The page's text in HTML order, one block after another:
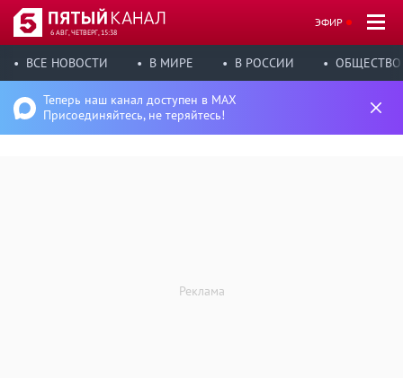
6 АВГ, ЧЕТВЕРГ, 15:38
ЭФИР
ВСЕ НОВОСТИ В МИРЕ В РОССИИ ОБЩЕСТВО
Теперь наш канал доступен в MAX
Присоединяйтесь, не теряйтесь!